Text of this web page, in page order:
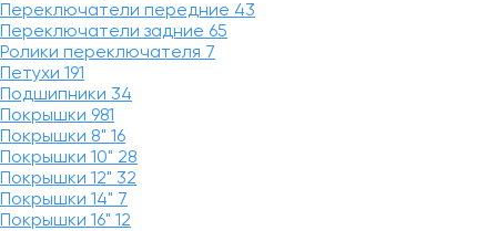
Переключатели передние 43
Переключатели задние 65
Ролики переключателя 7
Петухи 191
Подшипники 34
Покрышки 981
Покрышки 8" 16
Покрышки 10" 28
Покрышки 12" 32
Покрышки 14" 7
Покрышки 16" 12